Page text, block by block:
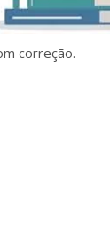
correção.